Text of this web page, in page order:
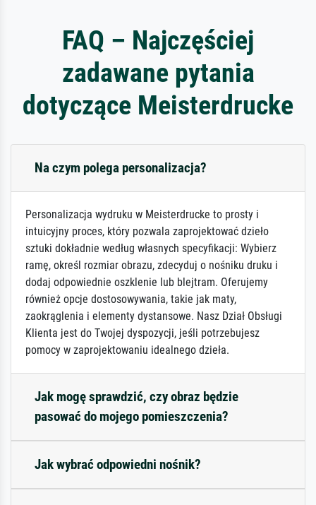
FAQ – Najczęściej
zadawane pytania
dotyczące Meisterdrucke
Na czym polega personalizacja?
Personalizacja wydruku w Meisterdrucke to prosty i
intuicyjny proces, który pozwala zaprojektować dzieło
sztuki dokładnie według własnych specyfikacji: Wybierz
ramę, określ rozmiar obrazu, zdecyduj o nośniku druku i
dodaj odpowiednie oszklenie lub blejtram. Oferujemy
również opcje dostosowywania, takie jak maty,
zaokrąglenia i elementy dystansowe. Nasz Dział Obsługi
Klienta jest do Twojej dyspozycji, jeśli potrzebujesz
pomocy w zaprojektowaniu idealnego dzieła.
Jak mogę sprawdzić, czy obraz będzie
pasować do mojego pomieszczenia?
Jak wybrać odpowiedni nośnik?